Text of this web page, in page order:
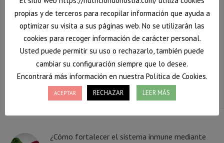
Facebook
Twitter
WhatsApp
guisantes recetas
¿Cómo fortalecer el sistema inmune mediante
propias y de terceros para recopilar información que ayuda a
optimizar su visita a sus páginas web. No se utilizarán las
cookies para recoger información de carácter personal.
Usted puede permitir su uso o rechazarlo, también puede
cambiar su configuración siempre que lo desee.
Encontrará más información en nuestra Política de Cookies.
ACEPTAR RECHAZAR LEER MÁS